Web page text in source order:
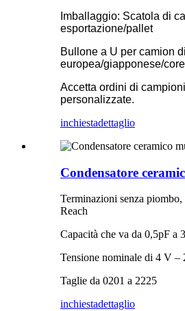
Imballaggio: Scatola di
esportazione/pallet
Bullone a U per camion
europea/giapponese/
Accetta ordini di
personalizzate.
inchiestadettaglio
Condensatore
Terminazioni senza
Reach
Capacità che va da 0,5pF a
Tensione nominale di 4 V –
Taglie da 0201 a 2225
inchiestadettaglio